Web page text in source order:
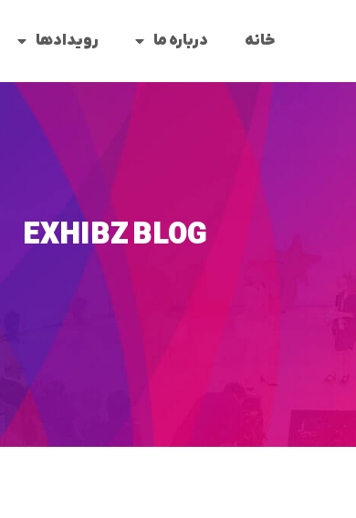
خانه درباره ما رویدادها
EXHIBZ BLOG